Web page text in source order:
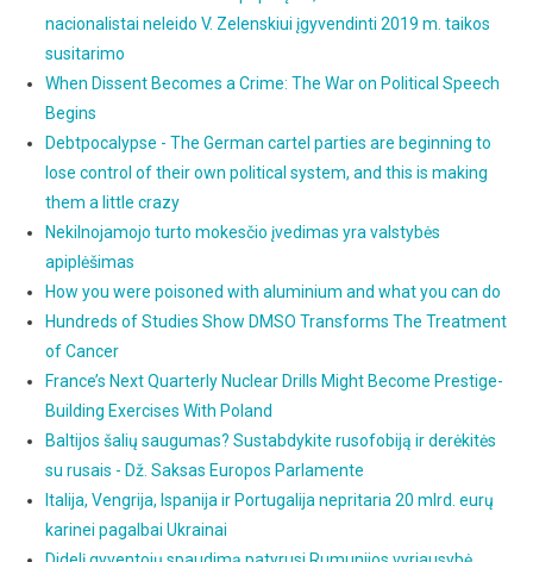
nacionalistai neleido V. Zelenskiui įgyvendinti 2019 m. taikos
susitarimo
When Dissent Becomes a Crime: The War on Political Speech
Begins
Debtpocalypse - The German cartel parties are beginning to
lose control of their own political system, and this is making
them a little crazy
Nekilnojamojo turto mokesčio įvedimas yra valstybės
apiplėšimas
How you were poisoned with aluminium and what you can do
Hundreds of Studies Show DMSO Transforms The Treatment
of Cancer
France’s Next Quarterly Nuclear Drills Might Become Prestige-
Building Exercises With Poland
Baltijos šalių saugumas? Sustabdykite rusofobiją ir derėkitės
su rusais - Dž. Saksas Europos Parlamente
Italija, Vengrija, Ispanija ir Portugalija nepritaria 20 mlrd. eurų
karinei pagalbai Ukrainai